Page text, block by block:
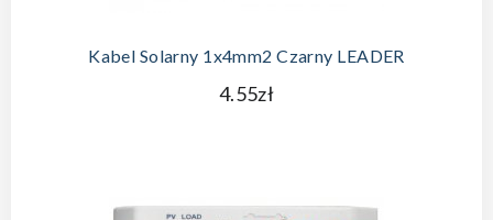
Kabel Solarny 1x4mm2 Czarny LEADER
4.55zł